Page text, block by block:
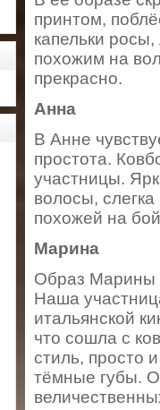
принтом,
капельки
похожим на
прекрасно.
Анна
В Анне
простота.
участницы.
волосы,
похожей на
Марина
Образ Марины
Наша
итальянской
что сошла с
стиль, просто
тёмные губы.